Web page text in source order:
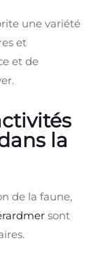
une variété
et
et de
la
de la faune,
sont